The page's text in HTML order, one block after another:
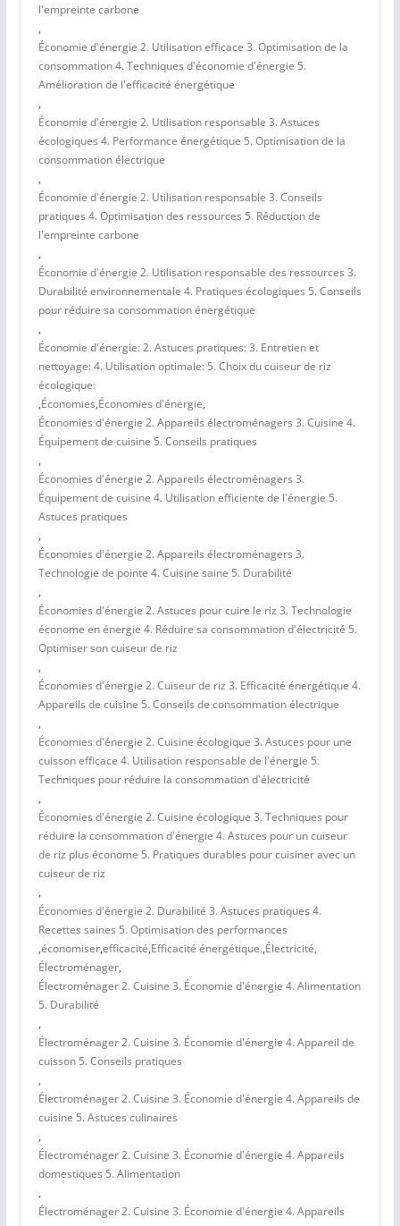
l'empreinte carbone
,
Économie d'énergie 2. Utilisation efficace 3. Optimisation de la
consommation 4. Techniques d'économie d'énergie 5.
Amélioration de l'efficacité énergétique
,
Économie d'énergie 2. Utilisation responsable 3. Astuces
écologiques 4. Performance énergétique 5. Optimisation de la
consommation électrique
,
Économie d'énergie 2. Utilisation responsable 3. Conseils
pratiques 4. Optimisation des ressources 5. Réduction de
l'empreinte carbone
,
Économie d'énergie 2. Utilisation responsable des ressources 3.
Durabilité environnementale 4. Pratiques écologiques 5. Conseils
pour réduire sa consommation énergétique
,
Économie d'énergie: 2. Astuces pratiques: 3. Entretien et
nettoyage: 4. Utilisation optimale: 5. Choix du cuiseur de riz
écologique:
,Économies,Économies d'énergie,
Économies d'énergie 2. Appareils électroménagers 3. Cuisine 4.
Équipement de cuisine 5. Conseils pratiques
,
Économies d'énergie 2. Appareils électroménagers 3.
Équipement de cuisine 4. Utilisation efficiente de l'énergie 5.
Astuces pratiques
,
Économies d'énergie 2. Appareils électroménagers 3.
Technologie de pointe 4. Cuisine saine 5. Durabilité
,
Économies d'énergie 2. Astuces pour cuire le riz 3. Technologie
économe en énergie 4. Réduire sa consommation d'électricité 5.
Optimiser son cuiseur de riz
,
Économies d'énergie 2. Cuiseur de riz 3. Efficacité énergétique 4.
Appareils de cuisine 5. Conseils de consommation électrique
,
Économies d'énergie 2. Cuisine écologique 3. Astuces pour une
cuisson efficace 4. Utilisation responsable de l'énergie 5.
Techniques pour réduire la consommation d'électricité
,
Économies d'énergie 2. Cuisine écologique 3. Techniques pour
réduire la consommation d'énergie 4. Astuces pour un cuiseur
de riz plus économe 5. Pratiques durables pour cuisiner avec un
cuiseur de riz
,
Économies d'énergie 2. Durabilité 3. Astuces pratiques 4.
Recettes saines 5. Optimisation des performances
,économiser,efficacité,Efficacité énergétique.,Électricité,
Électroménager,
Électroménager 2. Cuisine 3. Économie d'énergie 4. Alimentation
5. Durabilité
,
Électroménager 2. Cuisine 3. Économie d'énergie 4. Appareil de
cuisson 5. Conseils pratiques
,
Électroménager 2. Cuisine 3. Économie d'énergie 4. Appareils de
cuisine 5. Astuces culinaires
,
Électroménager 2. Cuisine 3. Économie d'énergie 4. Appareils
domestiques 5. Alimentation
,
Électroménager 2. Cuisine 3. Économie d'énergie 4. Appareils